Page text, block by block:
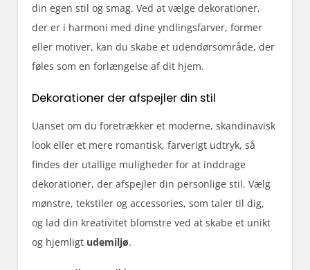
din egen stil og smag. Ved at vælge dekorationer,
der er i harmoni med dine yndlingsfarver, former
eller motiver, kan du skabe et udendørsområde, der
føles som en forlængelse af dit hjem.
Dekorationer der afspejler din stil
Uanset om du foretrækker et moderne, skandinavisk
look eller et mere romantisk, farverigt udtryk, så
findes der utallige muligheder for at inddrage
dekorationer, der afspejler din personlige stil. Vælg
mønstre, tekstiler og accessories, som taler til dig,
og lad din kreativitet blomstre ved at skabe et unikt
og hjemligt udemiljø.